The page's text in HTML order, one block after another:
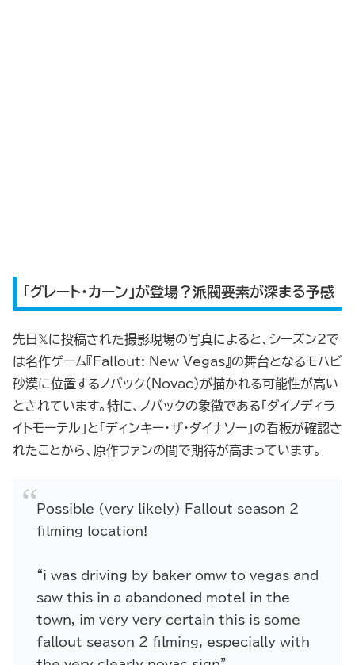
「グレート・カーン」が登場？派閥要素が深まる予感
先日𝕏に投稿された撮影現場の写真によると、シーズン2で
は名作ゲーム『Fallout: New Vegas』の舞台となるモハビ
砂漠に位置するノバック（Novac）が描かれる可能性が高い
とされています。特に、ノバックの象徴である「ダイノディラ
イトモーテル」と「ディンキー・ザ・ダイナソー」の看板が確認さ
れたことから、原作ファンの間で期待が高まっています。
Possible (very likely) Fallout season 2
filming location!
“i was driving by baker omw to vegas and
saw this in a abandoned motel in the
town, im very very certain this is some
fallout season 2 filming, especially with